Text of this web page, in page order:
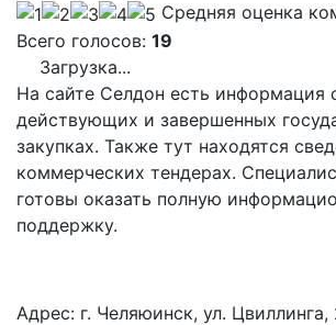
Cредняя оценка
Всего голосов: 19
Загрузка...
На сайте Селдон есть информация
действующих и завершенных
закупках. Также тут находятся
коммерческих тендерах.
готовы оказать полную
поддержку.
Адрес: г. Челяюинск, ул. Цвиллинга,